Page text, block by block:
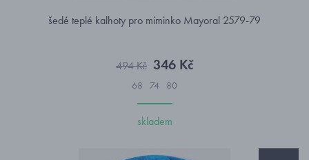
šedé teplé kalhoty pro miminko Mayoral 2579-79
494 Kč 346 Kč
68 74 80
skladem